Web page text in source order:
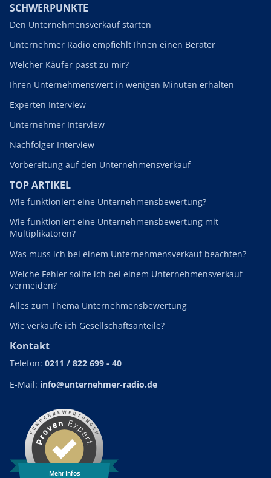
SCHWERPUNKTE
Den Unternehmensverkauf starten
Unternehmer Radio empfiehlt Ihnen einen Berater
Welcher Käufer passt zu mir?
Ihren Unternehmenswert in wenigen Minuten erhalten
Experten Interview
Unternehmer Interview
Nachfolger Interview
Vorbereitung auf den Unternehmensverkauf
TOP ARTIKEL
Wie funktioniert eine Unternehmensbewertung?
Wie funktioniert eine Unternehmensbewertung mit
Multiplikatoren?
Was muss ich bei einem Unternehmensverkauf beachten?
Welche Fehler sollte ich bei einem Unternehmensverkauf
vermeiden?
Alles zum Thema Unternehmensbewertung
Wie verkaufe ich Gesellschaftsanteile?
Kontakt
Telefon: 0211 / 822 699 - 40
E-Mail: info@unternehmer-radio.de
Mehr Infos